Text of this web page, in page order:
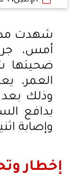
شهدت
أمس،
ضحيتها
العمر،
وذلك
بدافع
وإصابة
إخطار